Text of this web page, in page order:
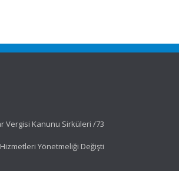
Vergisi Kanunu Sirküleri /73
Yönetmeliği Değişti